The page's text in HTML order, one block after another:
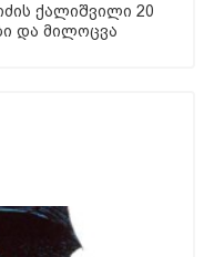
ქალიშვილი 20
და მილოცვა